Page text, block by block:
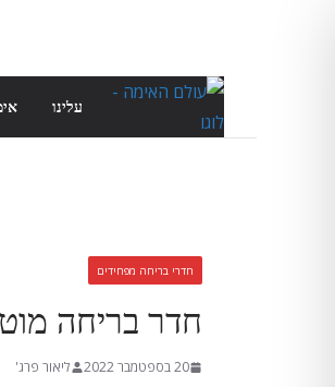
content
עלינו
חדרי בריחה מפחידים
חדר בריחה
20 בספטמבר 2022 ליאור פרג'